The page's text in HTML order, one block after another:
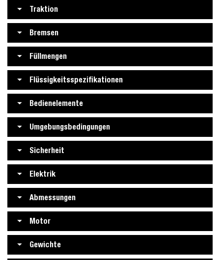
Traktion
Bremsen
Füllmengen
Flüssigkeitsspezifikationen
Bedienelemente
Umgebungsbedingungen
Sicherheit
Elektrik
Abmessungen
Motor
Gewichte